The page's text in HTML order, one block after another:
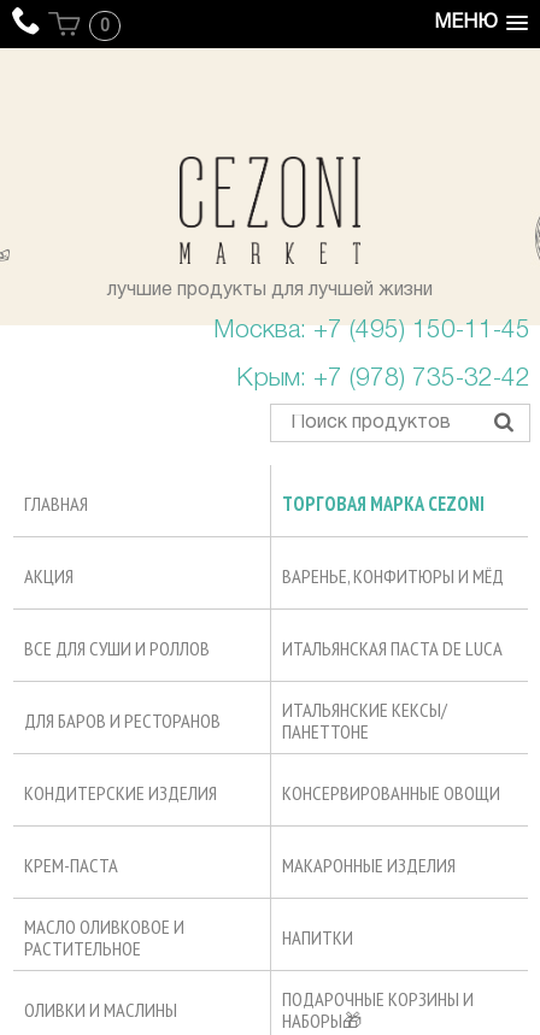
МЕНЮ
0
лучшие продукты для лучшей жизни
Москва: +7 (495) 150-11-45
Крым: +7 (978) 735-32-42
ГЛАВНАЯ ТОРГОВАЯ МАРКА CEZONI
АКЦИЯ ВАРЕНЬЕ, КОНФИТЮРЫ И МЁД
ВСЕ ДЛЯ СУШИ И РОЛЛОВ ИТАЛЬЯНСКАЯ ПАСТА DE LUCA
ДЛЯ БАРОВ И РЕСТОРАНОВ
ИТАЛЬЯНСКИЕ КЕКСЫ/
ПАНЕТТОНЕ
КОНДИТЕРСКИЕ ИЗДЕЛИЯ КОНСЕРВИРОВАННЫЕ ОВОЩИ
КРЕМ-ПАСТА МАКАРОННЫЕ ИЗДЕЛИЯ
МАСЛО ОЛИВКОВОЕ И
РАСТИТЕЛЬНОЕ
НАПИТКИ
ОЛИВКИ И МАСЛИНЫ
ПОДАРОЧНЫЕ КОРЗИНЫ И
НАБОРЫ🎁